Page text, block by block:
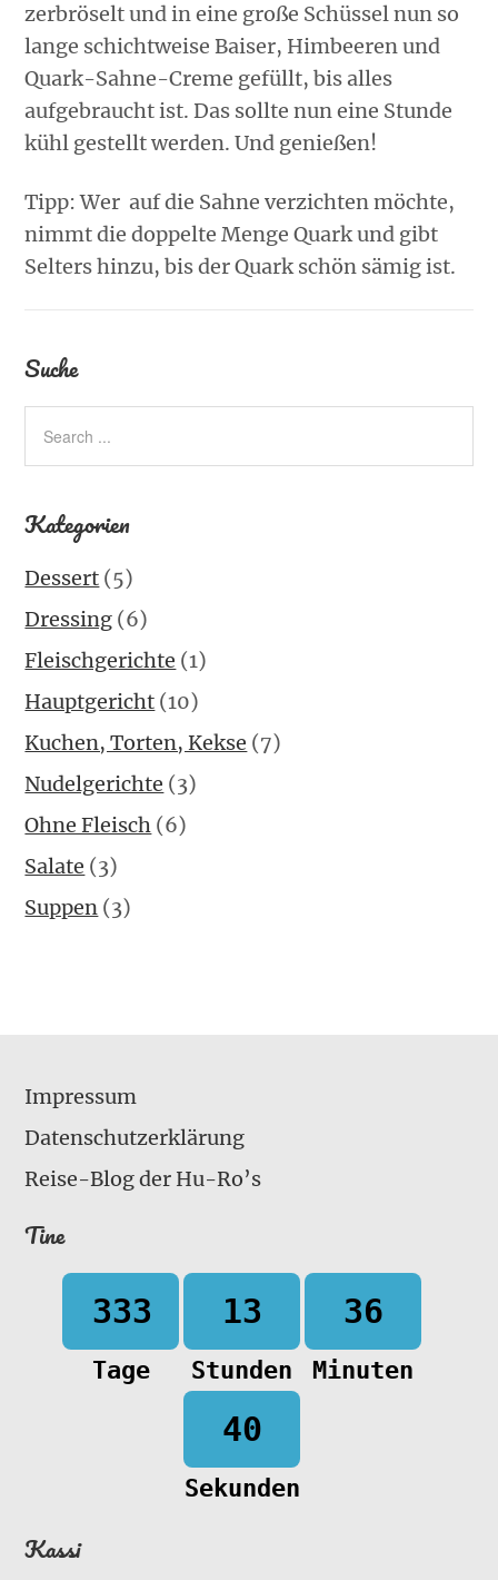
zerbröselt und in eine große Schüssel nun so
lange schichtweise Baiser, Himbeeren und
Quark-Sahne-Creme gefüllt, bis alles
aufgebraucht ist. Das sollte nun eine Stunde
kühl gestellt werden. Und genießen!
Tipp: Wer auf die Sahne verzichten möchte,
nimmt die doppelte Menge Quark und gibt
Selters hinzu, bis der Quark schön sämig ist.
Suche
Kategorien
Dessert (5)
Dressing (6)
Fleischgerichte (1)
Hauptgericht (10)
Kuchen, Torten, Kekse (7)
Nudelgerichte (3)
Ohne Fleisch (6)
Salate (3)
Suppen (3)
Impressum
Datenschutzerklärung
Reise-Blog der Hu-Ro’s
Tine
333
Tage
13
Stunden
36
Minuten
39
Sekunden
Kassi